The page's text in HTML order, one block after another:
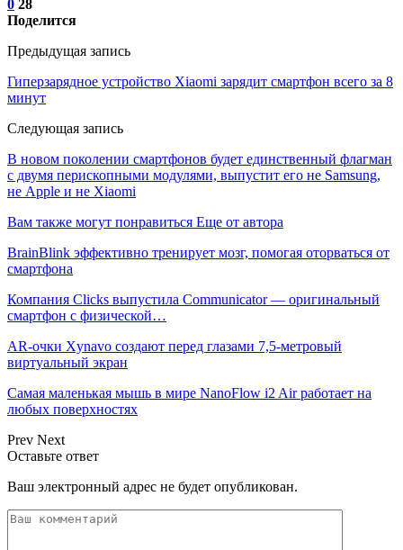
0 28
Поделится
Предыдущая запись
Гиперзарядное устройство Xiaomi зарядит смартфон всего за 8
минут
Следующая запись
В новом поколении смартфонов будет единственный флагман
с двумя перископными модулями, выпустит его не Samsung,
не Apple и не Xiaomi
Вам также могут понравиться Еще от автора
BrainBlink эффективно тренирует мозг, помогая оторваться от
смартфона
Компания Clicks выпустила Communicator — оригинальный
смартфон с физической…
AR-очки Xynavo создают перед глазами 7,5-метровый
виртуальный экран
Самая маленькая мышь в мире NanoFlow i2 Air работает на
любых поверхностях
Prev Next
Оставьте ответ
Ваш электронный адрес не будет опубликован.